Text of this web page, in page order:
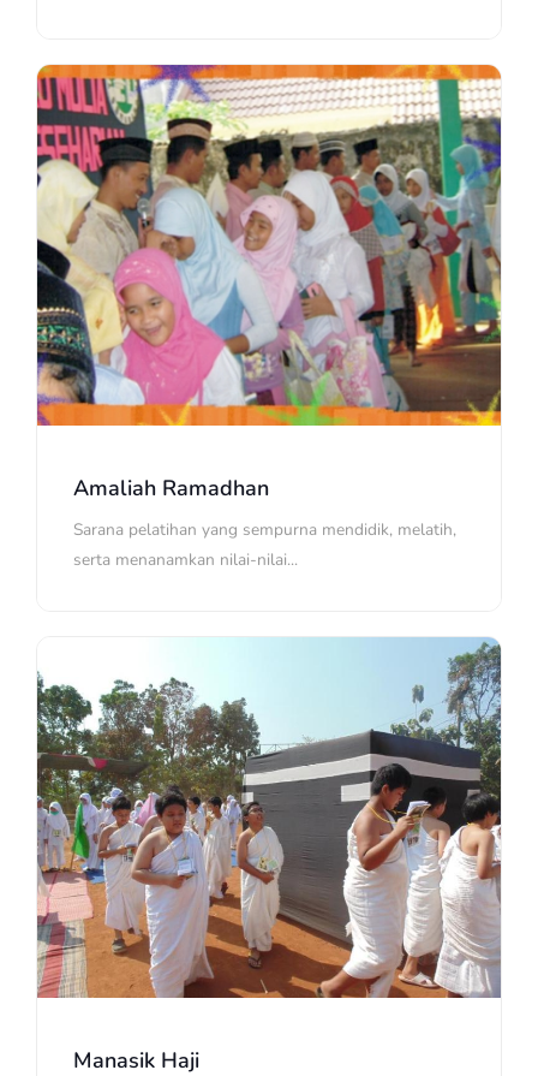
Amaliah Ramadhan
Sarana pelatihan yang sempurna mendidik, melatih,
serta menanamkan nilai-nilai...
Manasik Haji